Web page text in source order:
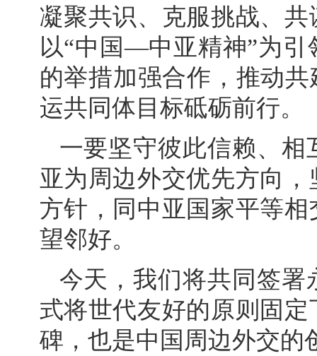
凝聚共识、克服挑战、
以“中国—中亚精神”为
的举措加强合作，推动
运共同体目标砥砺前行。
一要坚守彼此信赖、
亚为周边外交优先方向
方针，同中亚国家平等
望邻好。
今天，我们将共同签
式将世代友好的原则固
碑，也是中国周边外交的